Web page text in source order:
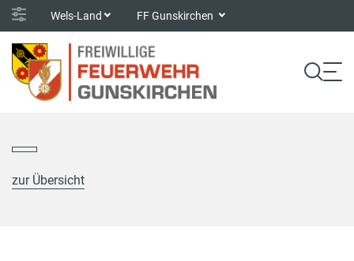
Wels-Land FF Gunskirchen
zur Übersicht